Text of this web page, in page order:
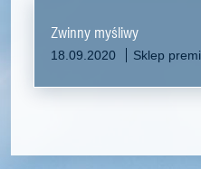
Zwinny myśliwy
18.09.2020 Sklep